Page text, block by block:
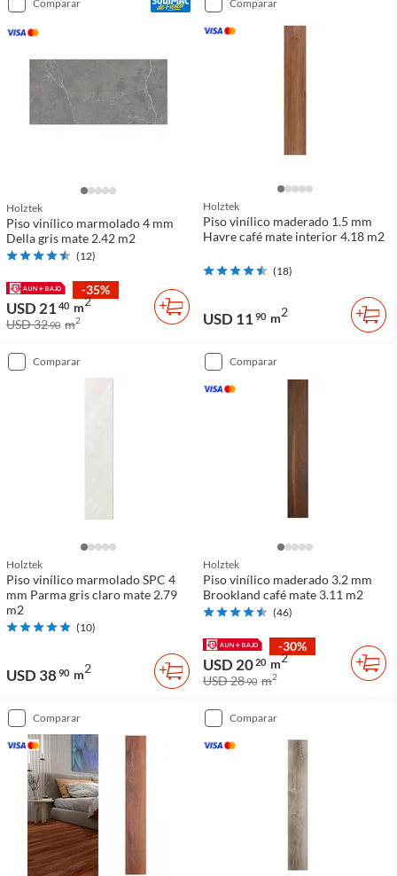
comparar
Holztek
Piso vinílico marmolado 4 mm
Della gris mate 2.42 m2
(12)
-35%
USD 21 40 m2
USD 3290 m2
comparar
Holztek
Piso vinílico maderado 1.5 mm
Havre café mate interior 4.18 m2
(18)
USD 11 90 m2
comparar
Holztek
Piso vinílico marmolado SPC 4
mm Parma gris claro mate 2.79
m2
(10)
USD 3890 m2
comparar
Holztek
Piso vinílico maderado 3.2 mm
Brookland café mate 3.11 m2
(46)
-30%
USD 2020 m2
USD 2890 m2
comparar comparar